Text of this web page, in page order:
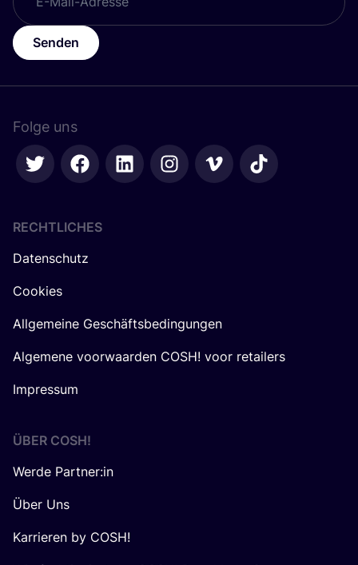
Senden
Folge uns
RECHTLICHES
Datenschutz
Cookies
Allgemeine Geschäftsbedingungen
Algemene voorwaarden COSH! voor retailers
Impressum
ÜBER COSH!
Werde Partner:in
Über Uns
Karrieren by COSH!